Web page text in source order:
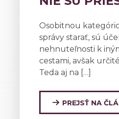
Osobitnou
správy starať, sú
nehnuteľnosti k
cestami, avšak
Teda aj na […]
PREJSŤ NA